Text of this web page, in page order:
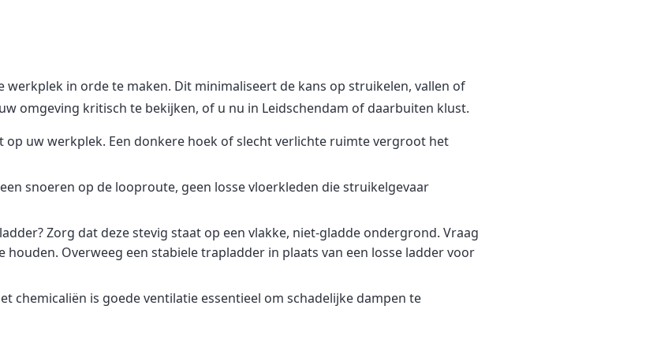
werkplek in orde te maken. Dit minimaliseert de kans op struikelen, vallen of
omgeving kritisch te bekijken, of u nu in Leidschendam of daarbuiten klust.
op uw werkplek. Een donkere hoek of slecht verlichte ruimte vergroot het
snoeren op de looproute, geen losse vloerkleden die struikelgevaar
Zorg dat deze stevig staat op een vlakke, niet-gladde ondergrond. Vraag
houden. Overweeg een stabiele trapladder in plaats van een losse ladder voor
chemicaliën is goede ventilatie essentieel om schadelijke dampen te